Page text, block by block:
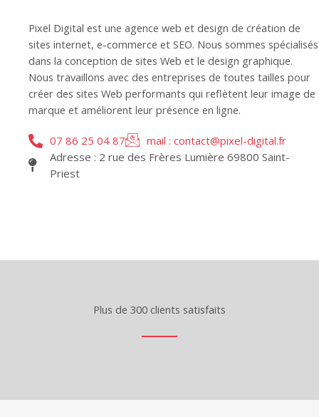
Pixel Digital est une agence web et design de création de
sites internet, e-commerce et SEO. Nous sommes spécialisés
dans la conception de sites Web et le design graphique.
Nous travaillons avec des entreprises de toutes tailles pour
créer des sites Web performants qui reflètent leur image de
marque et améliorent leur présence en ligne.
07 86 25 04 87
mail : contact@pixel-digital.fr
Adresse : 2 rue des Frères Lumière 69800 Saint-
Priest
Plus de 300 clients satisfaits